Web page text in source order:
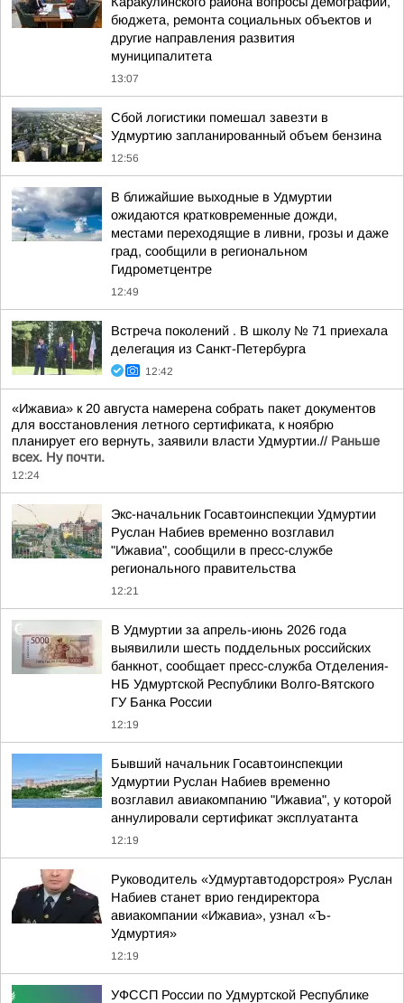
бюджета, ремонта социальных объектов и
другие направления развития
муниципалитета
13:07
Сбой логистики помешал завезти в
Удмуртию запланированный объем бензина
12:56
В ближайшие выходные в Удмуртии
ожидаются кратковременные дожди,
местами переходящие в ливни, грозы и даже
град, сообщили в региональном
Гидрометцентре
12:49
Встреча поколений . В школу № 71 приехала
делегация из Санкт-Петербурга
12:42
«Ижавиа» к 20 августа намерена собрать пакет документов
для восстановления летного сертификата, к ноябрю
планирует его вернуть, заявили власти Удмуртии.// Раньше
всех. Ну почти.
12:24
Экс-начальник Госавтоинспекции Удмуртии
Руслан Набиев временно возглавил
"Ижавиа", сообщили в пресс-службе
регионального правительства
12:21
В Удмуртии за апрель-июнь 2026 года
выявилили шесть поддельных российских
банкнот, сообщает пресс-служба Отделения-
НБ Удмуртской Республики Волго-Вятского
ГУ Банка России
12:19
Бывший начальник Госавтоинспекции
Удмуртии Руслан Набиев временно
возглавил авиакомпанию "Ижавиа", у которой
аннулировали сертификат эксплуатанта
12:19
Руководитель «Удмуртавтодорстроя» Руслан
Набиев станет врио гендиректора
авиакомпании «Ижавиа», узнал «Ъ-
Удмуртия»
12:19
УФССП России по Удмуртской Республике